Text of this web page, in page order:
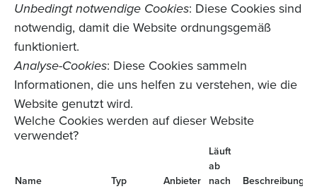
Unbedingt notwendige Cookies: Diese Cookies sind
notwendig, damit die Website ordnungsgemäß
funktioniert.
Analyse-Cookies: Diese Cookies sammeln
Informationen, die uns helfen zu verstehen, wie die
Website genutzt wird.
Welche Cookies werden auf dieser Website
verwendet?
Name Typ Anbieter
Läuft
ab
nach
Beschreibung